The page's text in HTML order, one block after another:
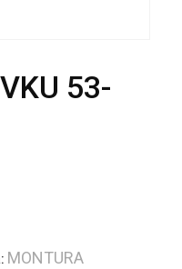
53-
MONTURA